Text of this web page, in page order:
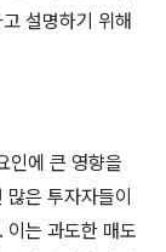
설명하기 위해
인에 큰 영향을
은 투자자들이
이는 과도한 매도